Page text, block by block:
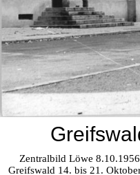
Zentralbild Löwe
Greifswald 14. bis 21.